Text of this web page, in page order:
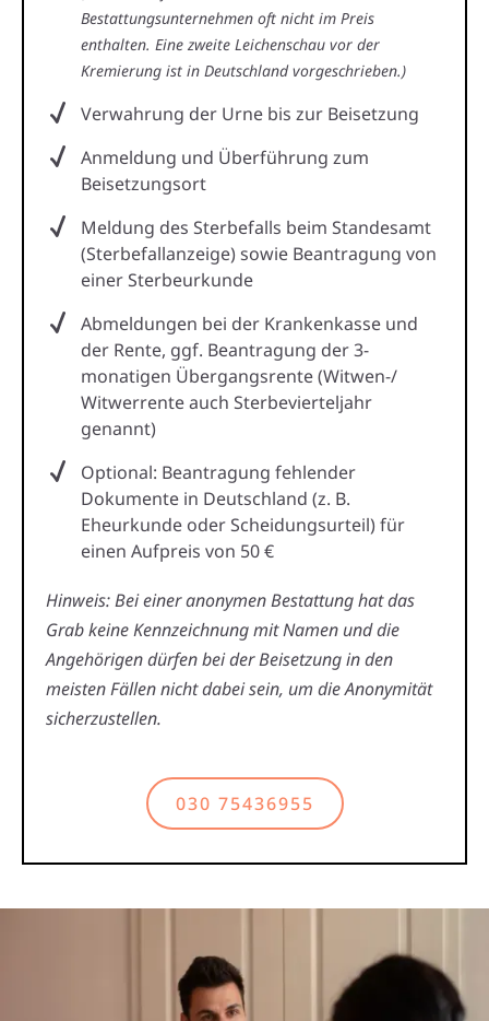
Bestattungsunternehmen oft nicht im Preis
enthalten. Eine zweite Leichenschau vor der
Kremierung ist in Deutschland vorgeschrieben.)
Verwahrung der Urne bis zur Beisetzung
Anmeldung und Überführung zum
Beisetzungsort
Meldung des Sterbefalls beim Standesamt
(Sterbefallanzeige) sowie Beantragung von
einer Sterbeurkunde
Abmeldungen bei der Krankenkasse und
der Rente, ggf. Beantragung der 3-
monatigen Übergangsrente (Witwen-/
Witwerrente auch Sterbevierteljahr
genannt)
Optional: Beantragung fehlender
Dokumente in Deutschland (z. B.
Eheurkunde oder Scheidungsurteil) für
einen Aufpreis von 50 €
Hinweis: Bei einer anonymen Bestattung hat das
Grab keine Kennzeichnung mit Namen und die
Angehörigen dürfen bei der Beisetzung in den
meisten Fällen nicht dabei sein, um die Anonymität
sicherzustellen.
030 75436955